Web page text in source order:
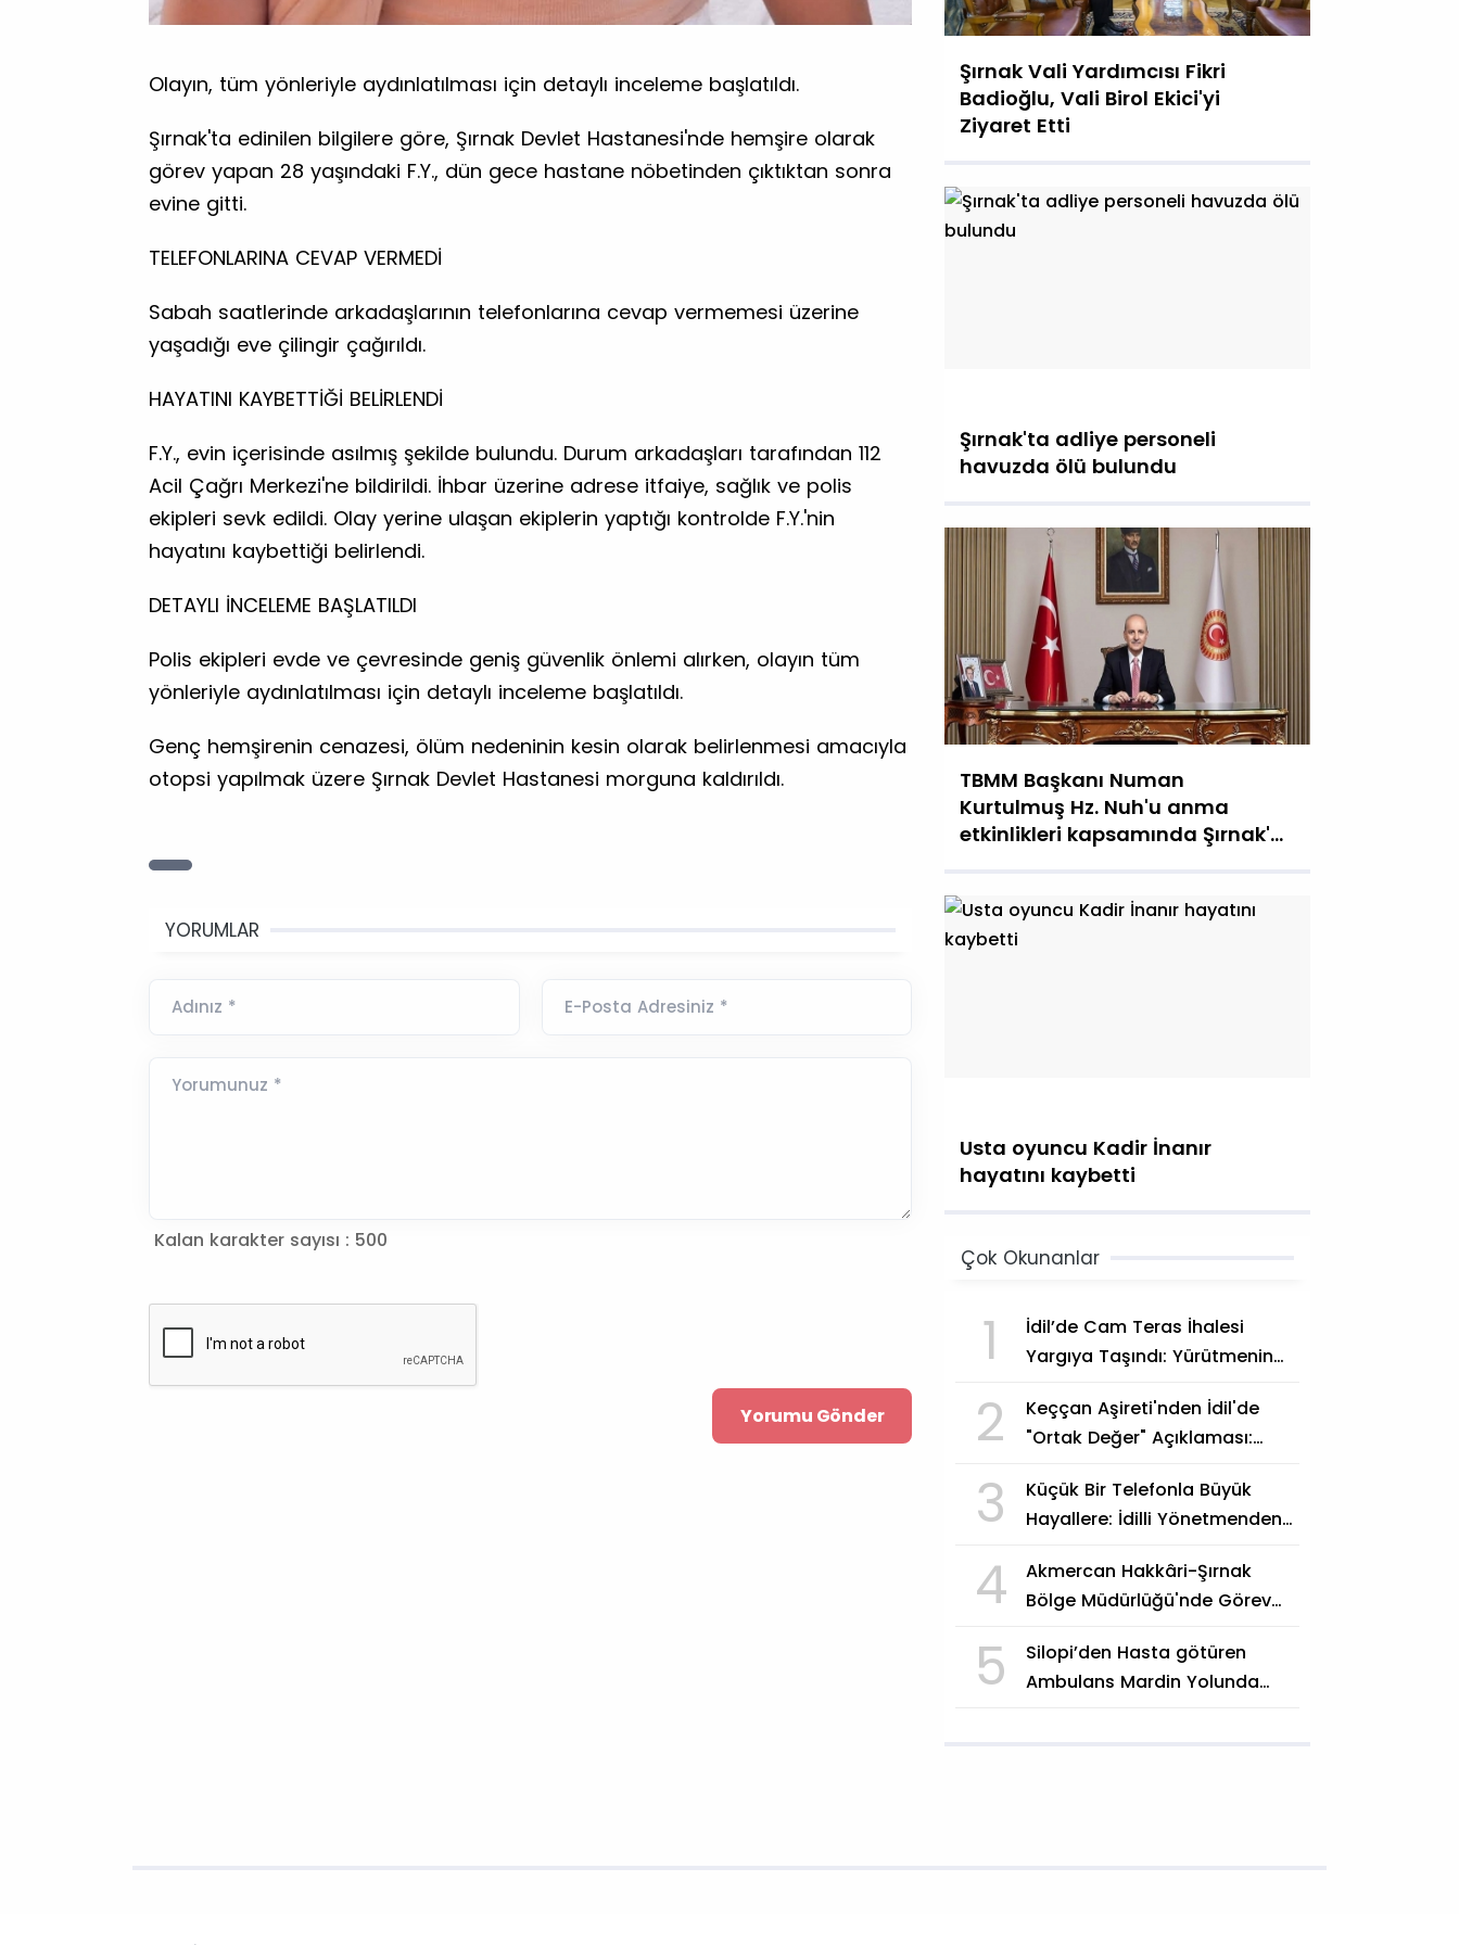
Olayın, tüm yönleriyle aydınlatılması için detaylı inceleme başlatıldı.
Şırnak'ta edinilen bilgilere göre, Şırnak Devlet Hastanesi'nde hemşire olarak
görev yapan 28 yaşındaki F.Y., dün gece hastane nöbetinden çıktıktan sonra
evine gitti.
TELEFONLARINA CEVAP VERMEDİ
Sabah saatlerinde arkadaşlarının telefonlarına cevap vermemesi üzerine
yaşadığı eve çilingir çağırıldı.
HAYATINI KAYBETTİĞİ BELİRLENDİ
F.Y., evin içerisinde asılmış şekilde bulundu. Durum arkadaşları tarafından 112
Acil Çağrı Merkezi'ne bildirildi. İhbar üzerine adrese itfaiye, sağlık ve polis
ekipleri sevk edildi. Olay yerine ulaşan ekiplerin yaptığı kontrolde F.Y.'nin
hayatını kaybettiği belirlendi.
DETAYLI İNCELEME BAŞLATILDI
Polis ekipleri evde ve çevresinde geniş güvenlik önlemi alırken, olayın tüm
yönleriyle aydınlatılması için detaylı inceleme başlatıldı.
Genç hemşirenin cenazesi, ölüm nedeninin kesin olarak belirlenmesi amacıyla
otopsi yapılmak üzere Şırnak Devlet Hastanesi morguna kaldırıldı.
YORUMLAR
Adınız * E-Posta Adresiniz *
Kalan karakter sayısı : 500
Yorumunuz *
Şırnak Vali Yardımcısı Fikri
Badioğlu, Vali Birol Ekici'yi
Ziyaret Etti
Şırnak'ta adliye personeli
havuzda ölü bulundu
TBMM Başkanı Numan
Kurtulmuş Hz. Nuh'u anma
etkinlikleri kapsamında Şırnak'a
Usta oyuncu Kadir İnanır
hayatını kaybetti
Çok Okunanlar
1
İdil’de Cam Teras İhalesi
Yargıya Taşındı: Yürütmenin
2
Keççan Aşireti'nden İdil'de
"Ortak Değer" Açıklaması:
Göstergesi"
3
Küçük Bir Telefonla Büyük
Hayallere: İdilli Yönetmenden
4
Akmercan Hakkâri-Şırnak
Bölge Müdürlüğü'nde Görev
5
Silopi’den Hasta götüren
Ambulans Mardin Yolunda